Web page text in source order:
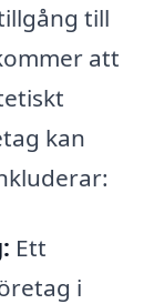
till
att
kan
Ett
i